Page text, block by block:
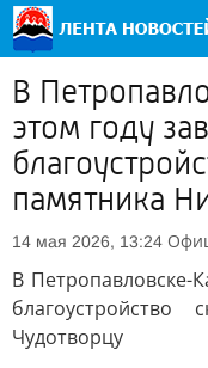
В
этом году
памятника
14 мая 2026, 13:24
В Петропавловске-
Чудотворцу